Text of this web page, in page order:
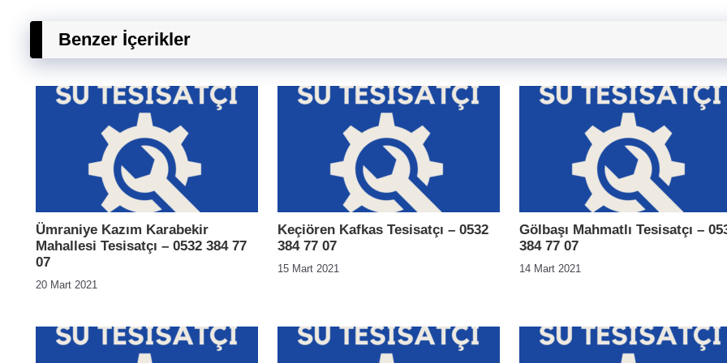
Benzer İçerikler
Ümraniye Kazım Karabekir
Mahallesi Tesisatçı – 0532 384 77
07
20 Mart 2021
Keçiören Kafkas Tesisatçı – 0532
384 77 07
15 Mart 2021
Gölbaşı Mahmatlı Tesisatçı –
384 77 07
14 Mart 2021